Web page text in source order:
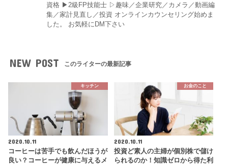
資格 ▶︎2級FP技能士 ▷趣味／企業研究／カメラ／動画編
集／家計見直し／投資 オンラインカウンセリング始めま
した。 お気軽にDM下さい
NEW POST このライターの最新記事
キッチン
2020.10.11
コーヒーは苦手でも飲んだほうが
良い？コーヒーが健康に与えるメ
お金のこと
2020.10.11
投資ど素人の主婦が個別株で儲け
られるのか！知識ゼロから得た利